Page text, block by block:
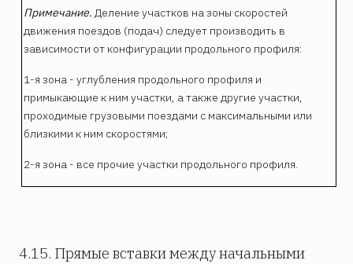
Примечание. Деление участков на зоны скоростей
движения поездов (подач) следует производить в
зависимости от конфигурации продольного профиля:
1-я зона - углубления продольного профиля и
примыкающие к ним участки, а также другие участки,
проходимые грузовыми поездами с максимальными или
близкими к ним скоростями;
2-я зона - все прочие участки продольного профиля.
4.15. Прямые вставки между начальными